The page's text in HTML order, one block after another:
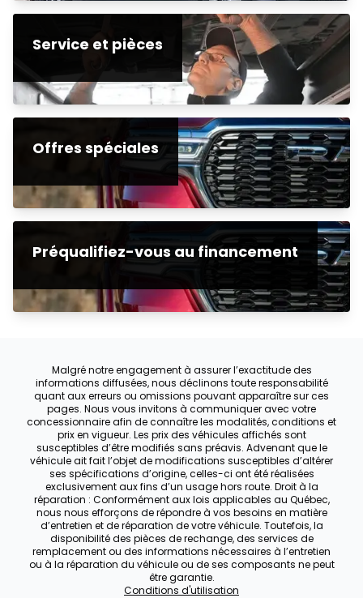
Service et pièces
Offres spéciales
Préqualifiez-vous au financement
Malgré notre engagement à assurer l’exactitude des
informations diffusées, nous déclinons toute responsabilité
quant aux erreurs ou omissions pouvant apparaître sur ces
pages. Nous vous invitons à communiquer avec votre
concessionnaire afin de connaître les modalités, conditions et
prix en vigueur. Les prix des véhicules affichés sont
susceptibles d’être modifiés sans préavis. Advenant que le
véhicule ait fait l’objet de modifications susceptibles d’altérer
ses spécifications d’origine, celles-ci ont été réalisées
exclusivement aux fins d’un usage hors route. Droit à la
réparation : Conformément aux lois applicables au Québec,
nous nous efforçons de répondre à vos besoins en matière
d’entretien et de réparation de votre véhicule. Toutefois, la
disponibilité des pièces de rechange, des services de
remplacement ou des informations nécessaires à l’entretien
ou à la réparation du véhicule ou de ses composants ne peut
être garantie.
Conditions d'utilisation